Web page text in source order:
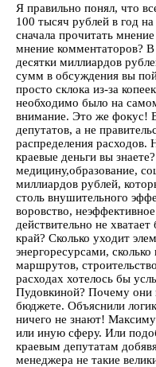
Я правильно понял, что
100 тысяч рублей в год
сначала прочитать
мнение комментаторов?
десятки миллиардов
сумм в обсуждения вы
просто склока из-за
необходимо было на
внимание. Это же фокус!
депутатов, а не
распределения
краевые деньги вы
медицину,образование,
миллиардов рублей,
столь внушительного
воровство,
действительно не
край? Сколько уходит
энергоресурсами,
маршрутов,
расходах хотелось бы
Пудовкиной? Почему они
бюджете. Объяснили
ничего не знают!
или иную сферу. Или
краевым депутатам
менеджера не такие